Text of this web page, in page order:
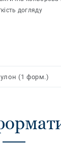
догляду
(1 форм.)